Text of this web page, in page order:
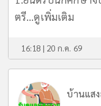
ตรี...ดูเพิ่มเติม
16:18 | 20 ก.ค. 69
บ้านแสง